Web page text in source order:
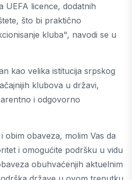
UEFA licence, dodatnih
što bi praktično
kluba", navodi se u
kao velika istitucija srpskog
klubova u državi,
i odgovorno
obim obaveza, molim Vas da
i omogućite podršku u vidu
obuhvaćenjih aktuelnim